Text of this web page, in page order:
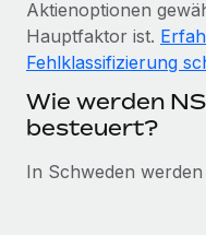
Aktienoptionen
Hauptfaktor ist.
Fehlklassifizierung
Wie werden
besteuert?
In Schweden